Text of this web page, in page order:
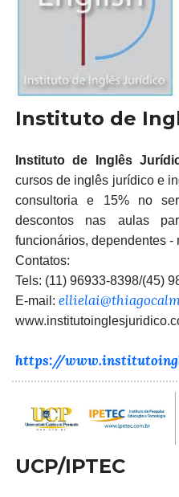
Instituto de
Instituto de Inglês
cursos de inglês jurídico e
consultoria e 15% no
descontos nas aulas
funcionários, dependentes -
Contatos:
Tels: (11) 96933-8398/(45)
E-mail:
https://
UCP/IPTEC